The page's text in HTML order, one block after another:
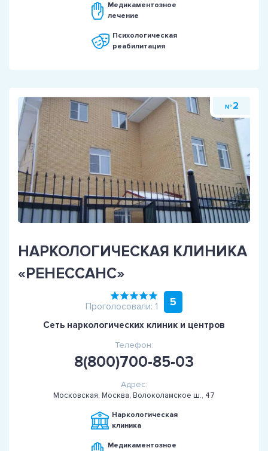
Медикаментозное
лечение
Психологическая
реабилитация
№ 2
НАРКОЛОГИЧЕСКАЯ КЛИНИКА
«РЕНЕССАНС»
Проголосовали: 1 5
Сеть наркологических клиник и центров
Телефон:
8(800)700-85-03
Адрес:
Московская, Москва, Волоколамское ш., 47
Наркологическая
клиника
Медикаментозное